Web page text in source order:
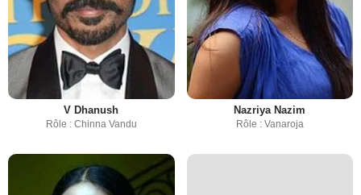
V Dhanush
Rôle : Chinna Vandu
Nazriya Nazim
Rôle : Vanaroja